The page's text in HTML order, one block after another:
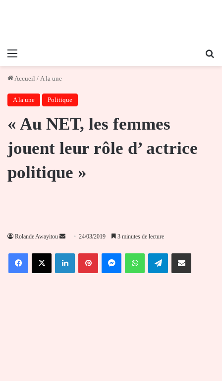
Menu
Accueil / A la une
A la une Politique
« Au NET, les femmes
jouent leur rôle d’ actrice
politique »
Rolande Awayitou
Envoyer
courriel
24/03/2019 3 minutes de lecture
FacebookX LinkedinPinterestMessengerWhatsAppTelegramPartager par email